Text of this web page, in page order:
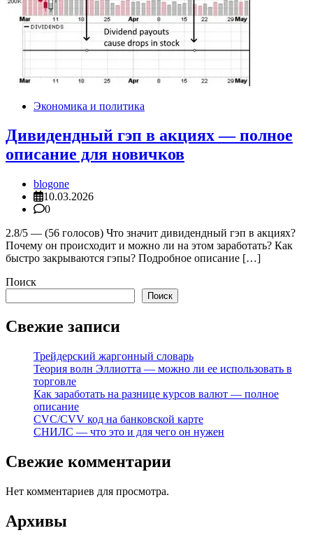
Экономика и политика
Дивидендный гэп в акциях — полное
описание для новичков
blogone
10.03.2026
0
2.8/5 — (56 голосов) Что значит дивидендный гэп в акциях?
Почему он происходит и можно ли на этом заработать? Как
быстро закрываются гэпы? Подробное описание […]
Поиск
Поиск
Свежие записи
Трейдерский жаргонный словарь
Теория волн Эллиотта — можно ли ее использовать в
торговле
Как заработать на разнице курсов валют — полное
описание
CVC/CVV код на банковской карте
СНИЛС — что это и для чего он нужен
Свежие комментарии
Нет комментариев для просмотра.
Архивы